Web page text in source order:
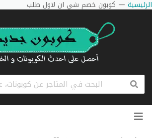
الرئيسية — كوبون خصم شي ان لاول طلب
تخطي